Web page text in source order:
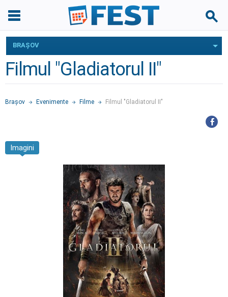
BRAŞOV
Filmul "Gladiatorul II"
Braşov Evenimente Filme Filmul "Gladiatorul II"
Imagini